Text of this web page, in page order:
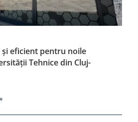
eficient pentru noile
Tehnice din Cluj-